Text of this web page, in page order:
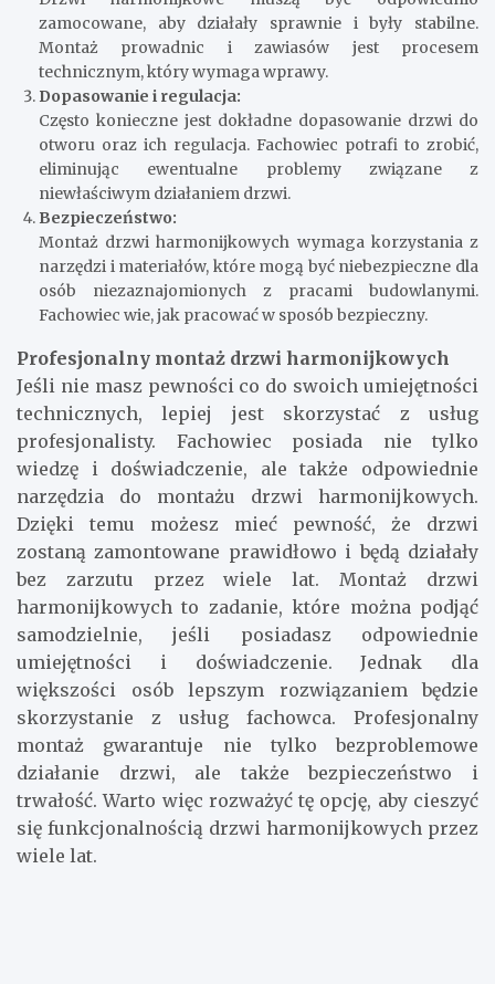
pomiarze i przygotowaniu otworu.
Montaż prowadnic i zawiasów:
Drzwi harmonijkowe muszą być odpowiednio
zamocowane, aby działały sprawnie i były stabilne.
Montaż prowadnic i zawiasów jest procesem
technicznym, który wymaga wprawy.
Dopasowanie i regulacja:
Często konieczne jest dokładne dopasowanie drzwi do
otworu oraz ich regulacja. Fachowiec potrafi to zrobić,
eliminując ewentualne problemy związane z
niewłaściwym działaniem drzwi.
Bezpieczeństwo:
Montaż drzwi harmonijkowych wymaga korzystania z
narzędzi i materiałów, które mogą być niebezpieczne dla
osób niezaznajomionych z pracami budowlanymi.
Fachowiec wie, jak pracować w sposób bezpieczny.
Profesjonalny montaż drzwi harmonijkowych
Jeśli nie masz pewności co do swoich umiejętności
technicznych, lepiej jest skorzystać z usług
profesjonalisty. Fachowiec posiada nie tylko
wiedzę i doświadczenie, ale także odpowiednie
narzędzia do montażu drzwi harmonijkowych.
Dzięki temu możesz mieć pewność, że drzwi
zostaną zamontowane prawidłowo i będą działały
bez zarzutu przez wiele lat. Montaż drzwi
harmonijkowych to zadanie, które można podjąć
samodzielnie, jeśli posiadasz odpowiednie
umiejętności i doświadczenie. Jednak dla
większości osób lepszym rozwiązaniem będzie
skorzystanie z usług fachowca. Profesjonalny
montaż gwarantuje nie tylko bezproblemowe
działanie drzwi, ale także bezpieczeństwo i
trwałość. Warto więc rozważyć tę opcję, aby cieszyć